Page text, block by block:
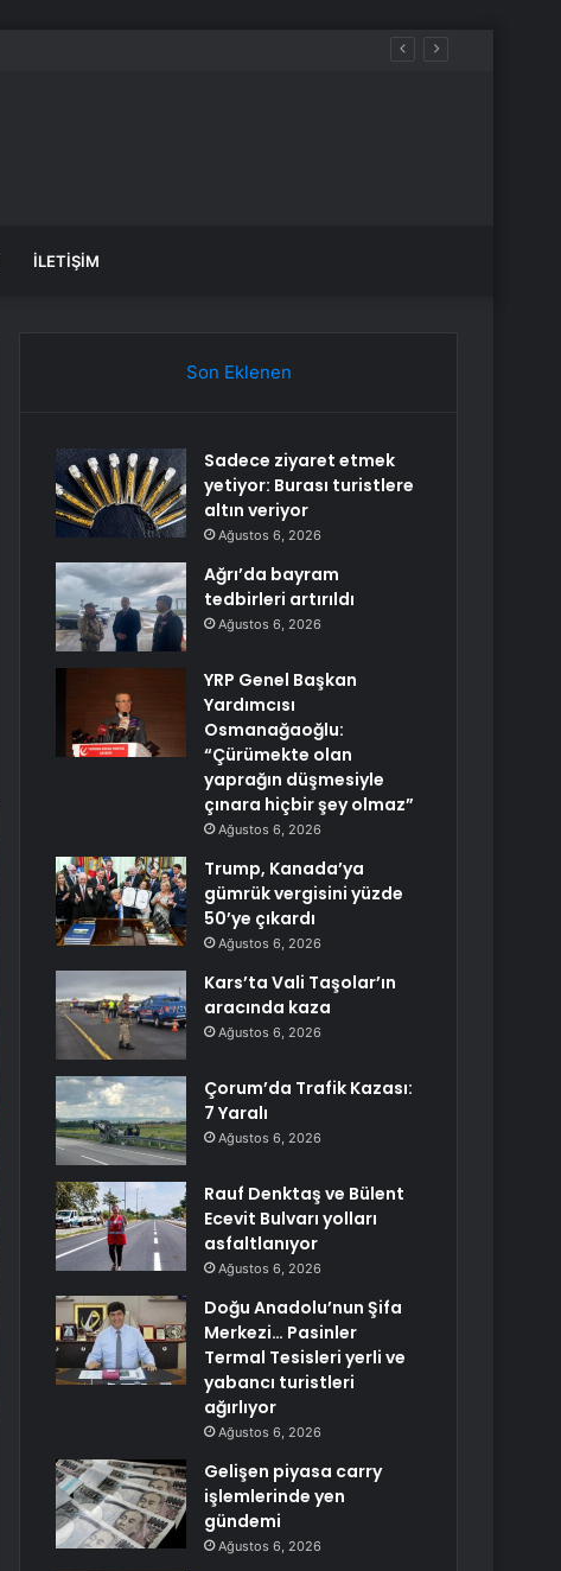
İLETIŞIM
Son Eklenen
Sadece ziyaret etmek
yetiyor: Burası turistlere
altın veriyor
Ağustos 6, 2026
Ağrı’da bayram
tedbirleri artırıldı
Ağustos 6, 2026
YRP Genel Başkan
Yardımcısı
Osmanağaoğlu:
“Çürümekte olan
yaprağın düşmesiyle
çınara hiçbir şey olmaz”
Ağustos 6, 2026
Trump, Kanada’ya
gümrük vergisini yüzde
50’ye çıkardı
Ağustos 6, 2026
Kars’ta Vali Taşolar’ın
aracında kaza
Ağustos 6, 2026
Çorum’da Trafik Kazası:
7 Yaralı
Ağustos 6, 2026
Rauf Denktaş ve Bülent
Ecevit Bulvarı yolları
asfaltlanıyor
Ağustos 6, 2026
Doğu Anadolu’nun Şifa
Merkezi… Pasinler
Termal Tesisleri yerli ve
yabancı turistleri
ağırlıyor
Ağustos 6, 2026
Gelişen piyasa carry
işlemlerinde yen
gündemi
Ağustos 6, 2026